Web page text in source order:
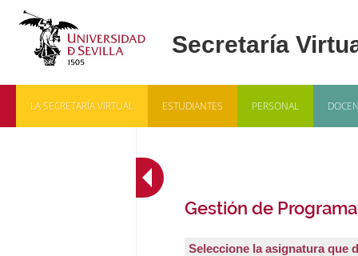
LA SECRETARÍA VIRTUAL ESTUDIANTES PERSONAL
Gestión de
Seleccione la asignatura que